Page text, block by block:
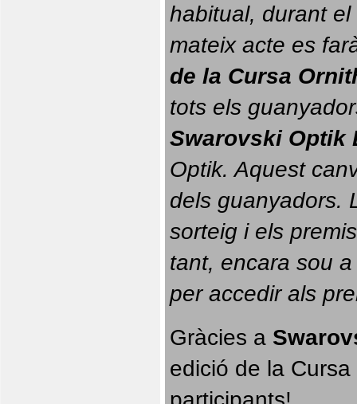
habitual, durant el
mateix acte es
de la Cursa
tots els
Swarovski Optik
Optik. Aquest
dels guanyadors.
sorteig i els
tant, encara sou
per accedir als
Gràcies a
edició de la